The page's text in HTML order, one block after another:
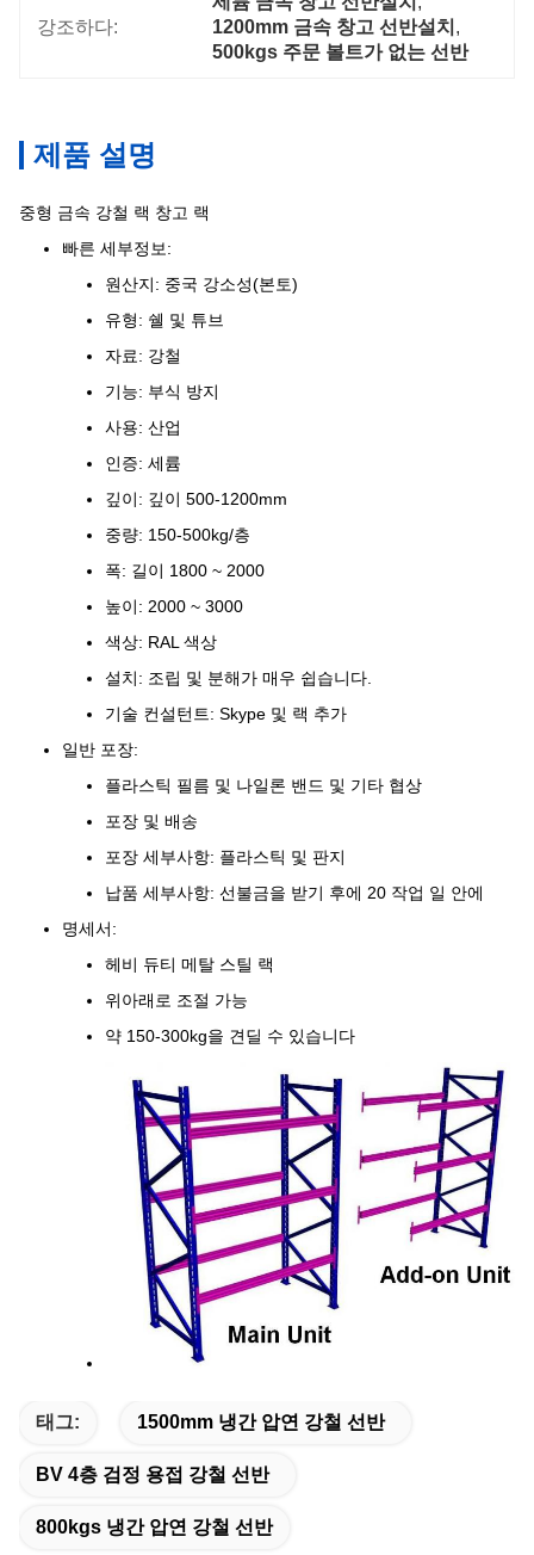
강조하다:
1200mm 금속 창고 선반설치 ,
500kgs 주문 볼트가 없는 선반
제품 설명
중형 금속 강철 랙 창고 랙
빠른 세부정보:
원산지: 중국 강소성(본토)
유형: 쉘 및 튜브
자료: 강철
기능: 부식 방지
사용: 산업
인증: 세륨
깊이: 깊이 500-1200mm
중량: 150-500kg/층
폭: 길이 1800 ~ 2000
높이: 2000 ~ 3000
색상: RAL 색상
설치: 조립 및 분해가 매우 쉽습니다.
기술 컨설턴트: Skype 및 랙 추가
일반 포장:
플라스틱 필름 및 나일론 밴드 및 기타 협상
포장 및 배송
포장 세부사항: 플라스틱 및 판지
납품 세부사항: 선불금을 받기 후에 20 작업 일 안에
명세서:
헤비 듀티 메탈 스틸 랙
위아래로 조절 가능
약 150-300kg을 견딜 수 있습니다
태그: 1500mm 냉간 압연 강철 선반
BV 4층 검정 용접 강철 선반
800kgs 냉간 압연 강철 선반